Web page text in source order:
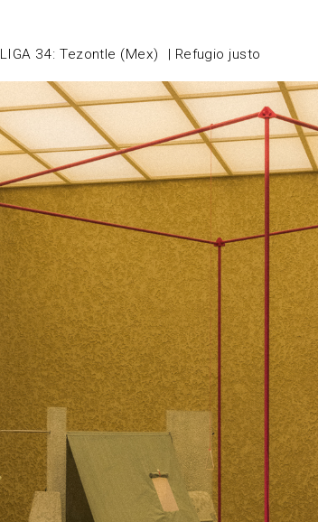
LIGA 34: Tezontle (Mex) Refugio justo